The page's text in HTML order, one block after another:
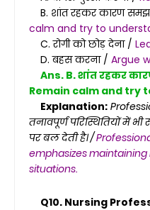
B. शांत रहकर कारण
calm and try to
C. रोगी को छोड़ देना /
D. बहस करना / Argue
Ans. B. शांत रहकर
Remain calm and try
Explanation:
तनावपूर्ण परिस्थितियों में
पर बल देती है। /
emphasizes
situations.
Q10. Nursing